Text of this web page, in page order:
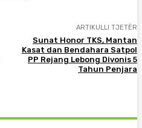
ARTIKULLI TJETËR
Sunat Honor TKS, Mantan
Kasat dan Bendahara Satpol
PP Rejang Lebong Divonis 5
Tahun Penjara